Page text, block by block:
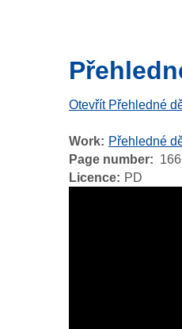
Otevřít Přehledné
Work
Přehledné
Page number
Licence
PD